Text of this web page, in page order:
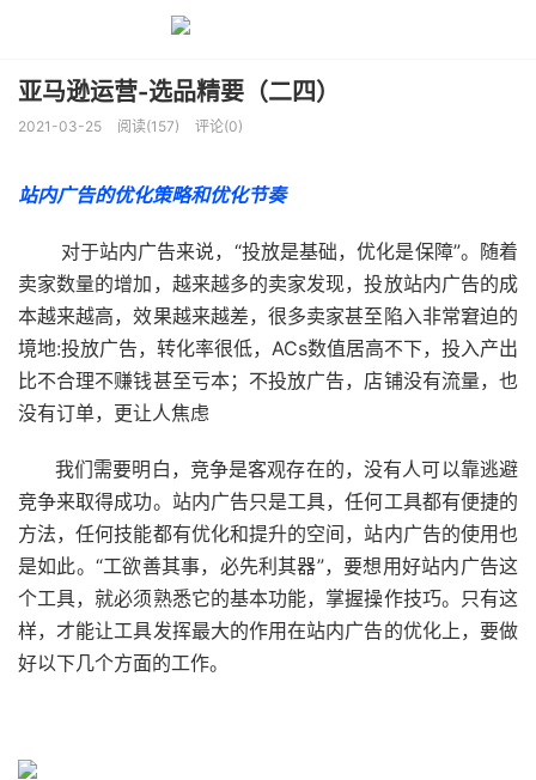
亚马逊运营-选品精要（二四）
2021-03-25 阅读(157) 评论(0)
站内广告的优化策略和优化节奏
对于站内广告来说，“投放是基础，优化是保障”。随着
卖家数量的增加，越来越多的卖家发现，投放站内广告的成
本越来越高，效果越来越差，很多卖家甚至陷入非常窘迫的
境地:投放广告，转化率很低，ACs数值居高不下，投入产出
比不合理不赚钱甚至亏本；不投放广告，店铺没有流量，也
没有订单，更让人焦虑
我们需要明白，竞争是客观存在的，没有人可以靠逃避
竞争来取得成功。站内广告只是工具，任何工具都有便捷的
方法，任何技能都有优化和提升的空间，站内广告的使用也
是如此。“工欲善其事，必先利其器”，要想用好站内广告这
个工具，就必须熟悉它的基本功能，掌握操作技巧。只有这
样，才能让工具发挥最大的作用在站内广告的优化上，要做
好以下几个方面的工作。